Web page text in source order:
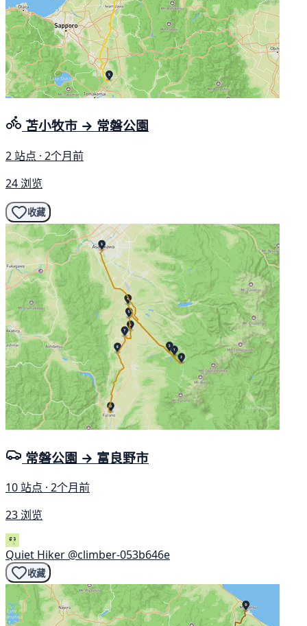
苫小牧市 → 常磐公園
2 站点 · 2个月前
24 浏览
收藏
常磐公園 → 富良野市
10 站点 · 2个月前
23 浏览
Quiet Hiker @climber-053b646e
收藏